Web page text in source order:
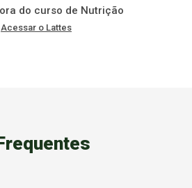
do curso de Nutrição
Acessar o Lattes